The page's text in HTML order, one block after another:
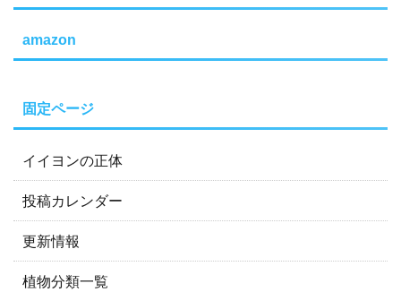
amazon
固定ページ
イイヨンの正体
投稿カレンダー
更新情報
植物分類一覧